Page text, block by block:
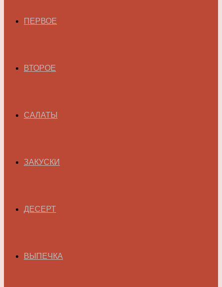
ПЕРВОЕ
ВТОРОЕ
САЛАТЫ
ЗАКУСКИ
ДЕСЕРТ
ВЫПЕЧКА